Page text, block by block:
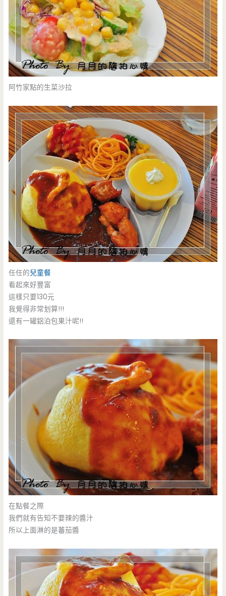
阿竹家點的生菜沙拉
任任的兒童餐
看起來好豐富
這樣只要130元
我覺得非常划算!!!
還有一罐鋁泊包果汁呢!!
在點餐之際
我們就有告知不要辣的醬汁
所以上面淋的是蕃茄醬